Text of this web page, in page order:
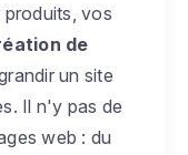
vos
de
un site
Il n'y pas de
web : du